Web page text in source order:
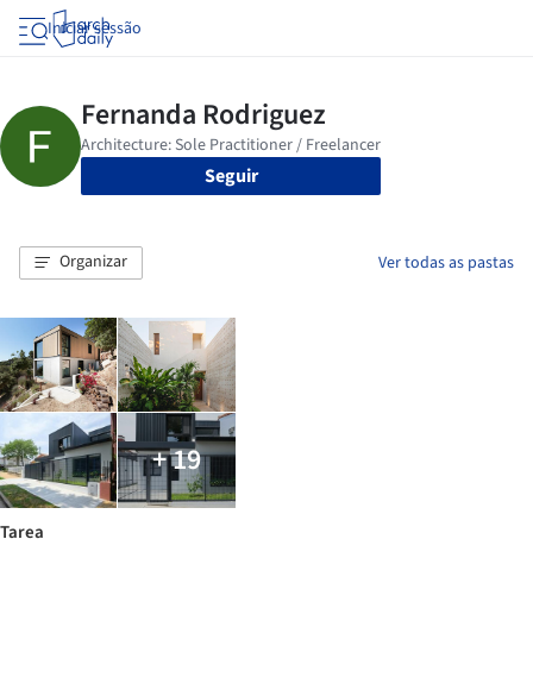
Iniciar sessão
Seguir
Organizar Ver todas as pastas
+ 19
Tarea